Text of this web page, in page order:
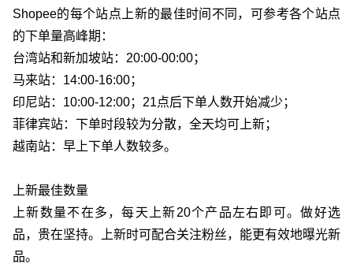
Shopee的每个站点上新的最佳时间不同，可参考各个站点
的下单量高峰期：
台湾站和新加坡站：20:00-00:00；
马来站：14:00-16:00；
印尼站：10:00-12:00；21点后下单人数开始减少；
菲律宾站：下单时段较为分散，全天均可上新；
越南站：早上下单人数较多。
上新最佳数量
上新数量不在多，每天上新20个产品左右即可。做好选
品，贵在坚持。上新时可配合关注粉丝，能更有效地曝光新
品。